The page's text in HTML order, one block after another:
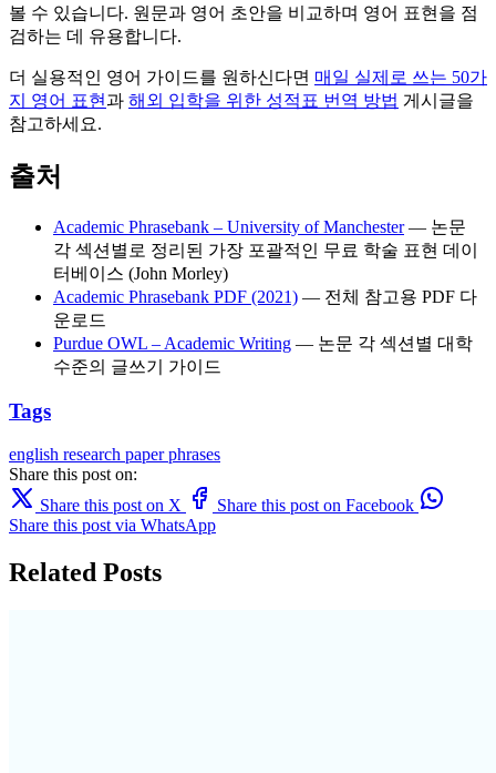
볼 수 있습니다. 원문과 영어 초안을 비교하며 영어 표현을 점
검하는 데 유용합니다.
더 실용적인 영어 가이드를 원하신다면 매일 실제로 쓰는 50가
지 영어 표현과 해외 입학을 위한 성적표 번역 방법 게시글을
참고하세요.
출처
Academic Phrasebank – University of Manchester— 논문
각 섹션별로 정리된 가장 포괄적인 무료 학술 표현 데이
터베이스 (John Morley)
Academic Phrasebank PDF (2021) — 전체 참고용 PDF 다
운로드
Purdue OWL – Academic Writing — 논문 각 섹션별 대학
수준의 글쓰기 가이드
Tags
english research paperphrases
Share this post on:
Share this post on X
Share this post on Facebook
Share this post via WhatsApp
Related Posts